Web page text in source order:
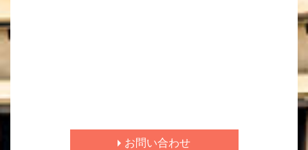
お問い合わせ